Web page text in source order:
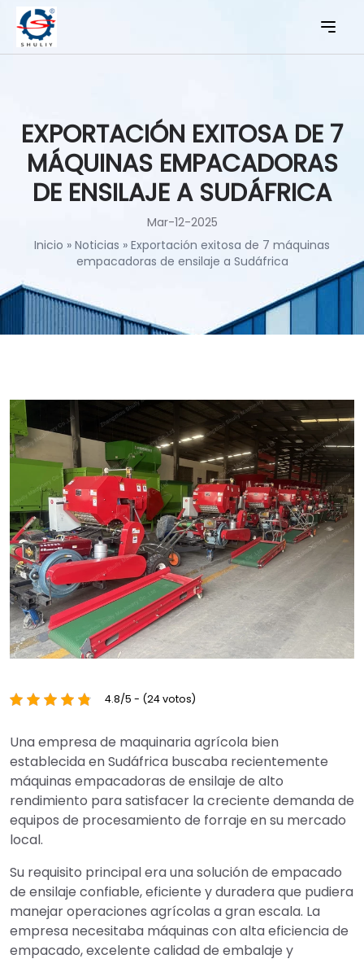
EXPORTACIÓN EXITOSA DE 7
MÁQUINAS EMPACADORAS
DE ENSILAJE A SUDÁFRICA
Mar-12-2025
Inicio » Noticias » Exportación exitosa de 7 máquinas
empacadoras de ensilaje a Sudáfrica
4.8/5 - (24 votos)
Una empresa de maquinaria agrícola bien
establecida en Sudáfrica buscaba recientemente
máquinas empacadoras de ensilaje de alto
rendimiento para satisfacer la creciente demanda de
equipos de procesamiento de forraje en su mercado
local.
Su requisito principal era una solución de empacado
de ensilaje confiable, eficiente y duradera que pudiera
manejar operaciones agrícolas a gran escala. La
empresa necesitaba máquinas con alta eficiencia de
empacado, excelente calidad de embalaje y